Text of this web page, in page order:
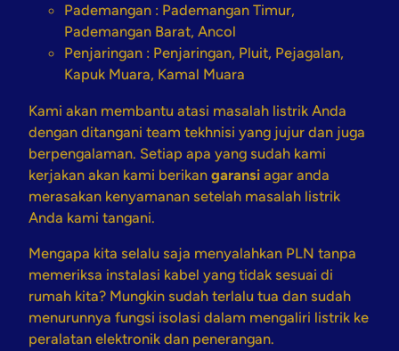
Pademangan : Pademangan Timur,
Pademangan Barat, Ancol
Penjaringan : Penjaringan, Pluit, Pejagalan,
Kapuk Muara, Kamal Muara
Kami akan membantu atasi masalah listrik Anda
dengan ditangani team tekhnisi yang jujur dan juga
berpengalaman. Setiap apa yang sudah kami
kerjakan akan kami berikan garansi agar anda
merasakan kenyamanan setelah masalah listrik
Anda kami tangani.
Mengapa kita selalu saja menyalahkan PLN tanpa
memeriksa instalasi kabel yang tidak sesuai di
rumah kita? Mungkin sudah terlalu tua dan sudah
menurunnya fungsi isolasi dalam mengaliri listrik ke
peralatan elektronik dan penerangan.